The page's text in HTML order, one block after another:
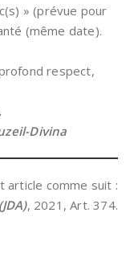
» (prévue pour
(même date).
respect,
Divina
article comme suit :
, 2021, Art. 374.